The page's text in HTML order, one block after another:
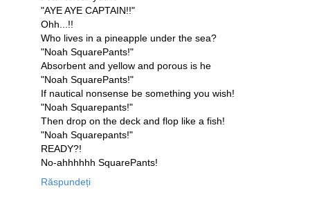
"AYE AYE CAPTAIN!!"
Ohh...!!
Who lives in a pineapple under the sea?
"Noah SquarePants!"
Absorbent and yellow and porous is he
"Noah SquarePants!"
If nautical nonsense be something you wish!
"Noah Squarepants!"
Then drop on the deck and flop like a fish!
"Noah Squarepants!"
READY?!
No-ahhhhhh SquarePants!
Răspundeți